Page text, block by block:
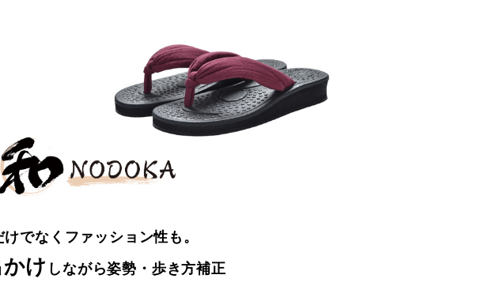
でなくファッション性も。
け しながら姿勢・歩き方補正